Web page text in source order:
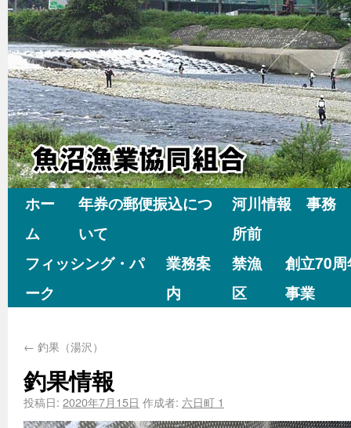
ホー
ム
年券の郵便振込につ
いて
河川情報 事務
所前
フィッシング・パ
ーク
業務案
内
禁漁
区
創立70
事業
← 釣果（湯沢）
釣果情報
投稿日: 2020年7月15日 作成者: 六日町 1